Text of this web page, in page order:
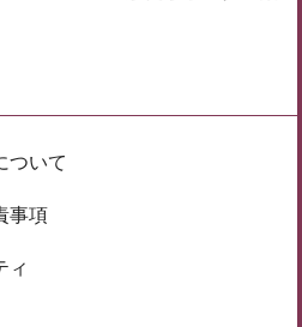
ついて
事項
ィ